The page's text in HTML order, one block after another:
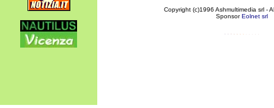
Copyright (c)1996 Ashmultimedia srl -
SponsorEolnet srl